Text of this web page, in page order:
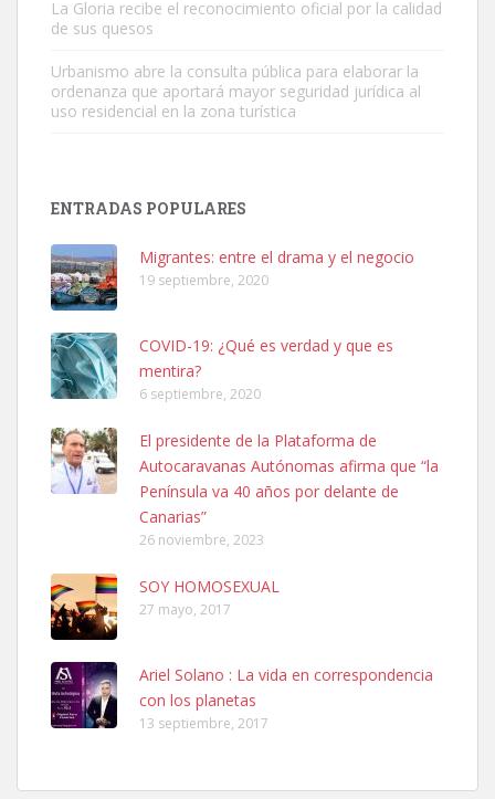
Leales.org » Gran Canaria
SHIBA PERDIDO AVDA JOSE MESA Y LOPEZ
PERRO MACHO RAZA SHIBA CON MICROCHIP PERDIDO HOY
06/07/2025 ZONA MESA Y LOPEZ. ES MUY ASUSTADIZO
Leales.org » Gran Canaria
6.7.2025
Ninfa perdida
El día 5 se los perdió una ninfa papillera, asustada tiene miedo a la
calle, se perdió por la zon...
La Gloria recibe el reconocimiento oficial por la calidad
de sus quesos
Urbanismo abre la consulta pública para elaborar la
ordenanza que aportará mayor seguridad jurídica al
uso residencial en la zona turística
ENTRADAS POPULARES
Migrantes: entre el drama y el negocio
19 septiembre, 2020
COVID-19: ¿Qué es verdad y que es
mentira?
6 septiembre, 2020
El presidente de la Plataforma de
Autocaravanas Autónomas afirma que “la
Península va 40 años por delante de
Canarias”
26 noviembre, 2023
SOY HOMOSEXUAL
27 mayo, 2017
Ariel Solano : La vida en correspondencia
con los planetas
13 septiembre, 2017